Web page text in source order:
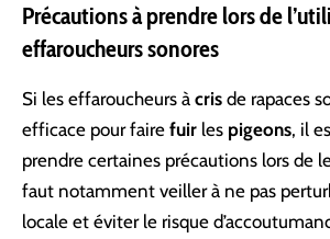
Précautions à prendre lors de
effaroucheurs sonores
Si les effaroucheurs à cris de rapaces
efficace pour faire fuir les pigeons, il
prendre certaines précautions lors de
faut notamment veiller à ne pas
locale et éviter le risque